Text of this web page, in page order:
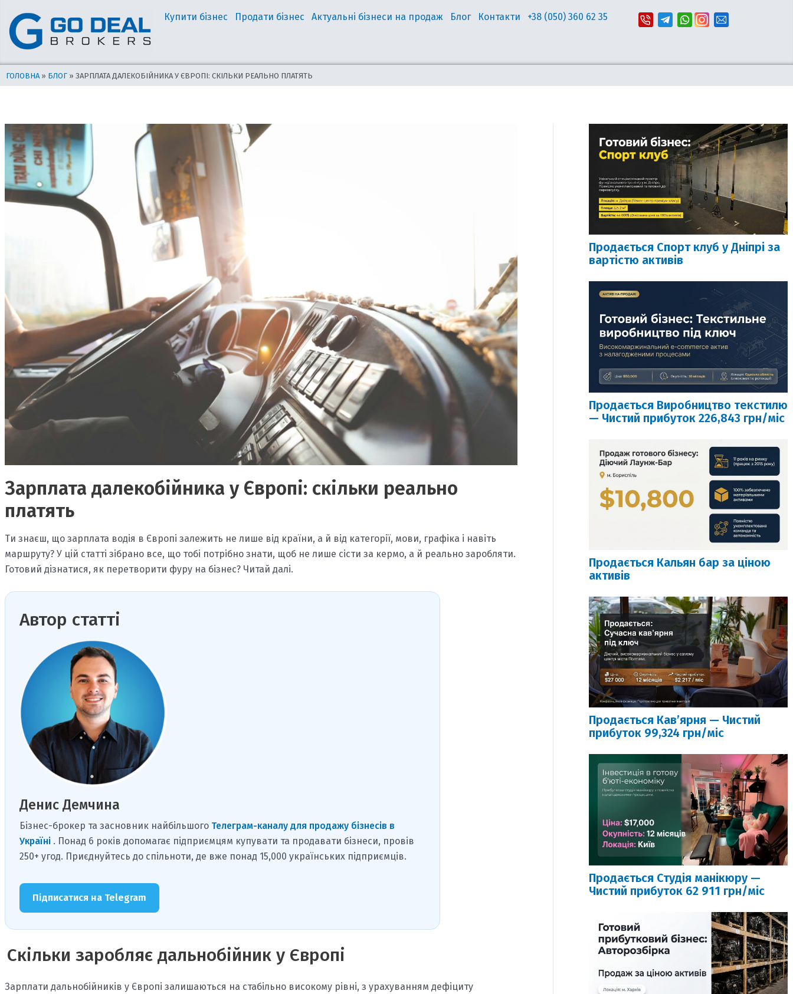
вмісту
Купити бізнес Продати бізнес Актуальні бізнеси на продаж Блог Контакти +38 (050) 360 62 35
ГОЛОВНА » БЛОГ » ЗАРПЛАТА ДАЛЕКОБІЙНИКА У ЄВРОПІ: СКІЛЬКИ РЕАЛЬНО ПЛАТЯТЬ
Зарплата далекобійника у Європі: скільки реально
платять
Ти знаєш, що зарплата водія в Європі залежить не лише від країни, а й від категорії, мови, графіка і навіть
маршруту? У цій статті зібрано все, що тобі потрібно знати, щоб не лише сісти за кермо, а й реально заробляти.
Готовий дізнатися, як перетворити фуру на бізнес? Читай далі.
Автор статті
Денис Демчина
Бізнес-брокер та засновник найбільшого Телеграм-каналу для продажу бізнесів в
Україні . Понад 6 років допомагає підприємцям купувати та продавати бізнеси, провів
250+ угод. Приєднуйтесь до спільноти, де вже понад 15,000 українських підприємців.
Підписатися на Telegram
Скільки заробляє дальнобійник у Європі
Зарплати дальнобійників у Європі залишаються на стабільно високому рівні, з урахуванням дефіциту
по
запису
Продається Спорт клуб у Дніпрі за
вартістю активів
Продається Виробництво текстилю
— Чистий прибуток 226,843 грн/міс
Продається Кальян бар за ціною
активів
Продається Кавʼярня — Чистий
прибуток 99,324 грн/міс
Продається Студія манікюру —
Чистий прибуток 62 911 грн/міс